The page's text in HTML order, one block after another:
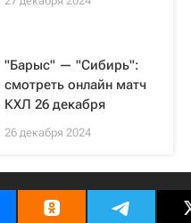
"Барыс" — "Сибирь":
смотреть онлайн матч
КХЛ 26 декабря
26 декабря 2024